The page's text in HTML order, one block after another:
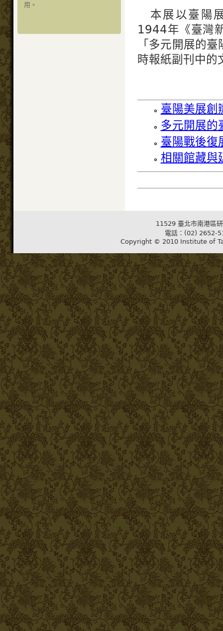
用。
本展以臺陽
1944年《臺灣
「多元開展的
時報紙副刊中的
臺陽美展創
多元開展的
臺陽戰後復
相關館藏與
11529 臺北市南港區
電話：(02) 2652-
Copyright © 2010 Institute of